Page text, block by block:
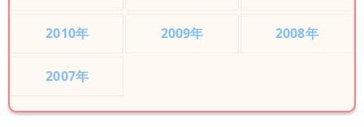
2010年 2009年 2008年
2007年